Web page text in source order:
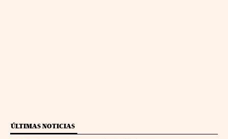
ÚLTIMAS NOTICIAS